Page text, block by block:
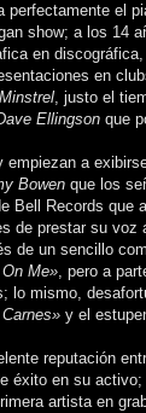
el
show; a los 14
en
en
, justo el
Ellingson que
empiezan a
Bowen que los
Bell Records que
de prestar su
de un sencillo
Me», pero a
lo mismo,
y el
reputación
éxito en su
artista en